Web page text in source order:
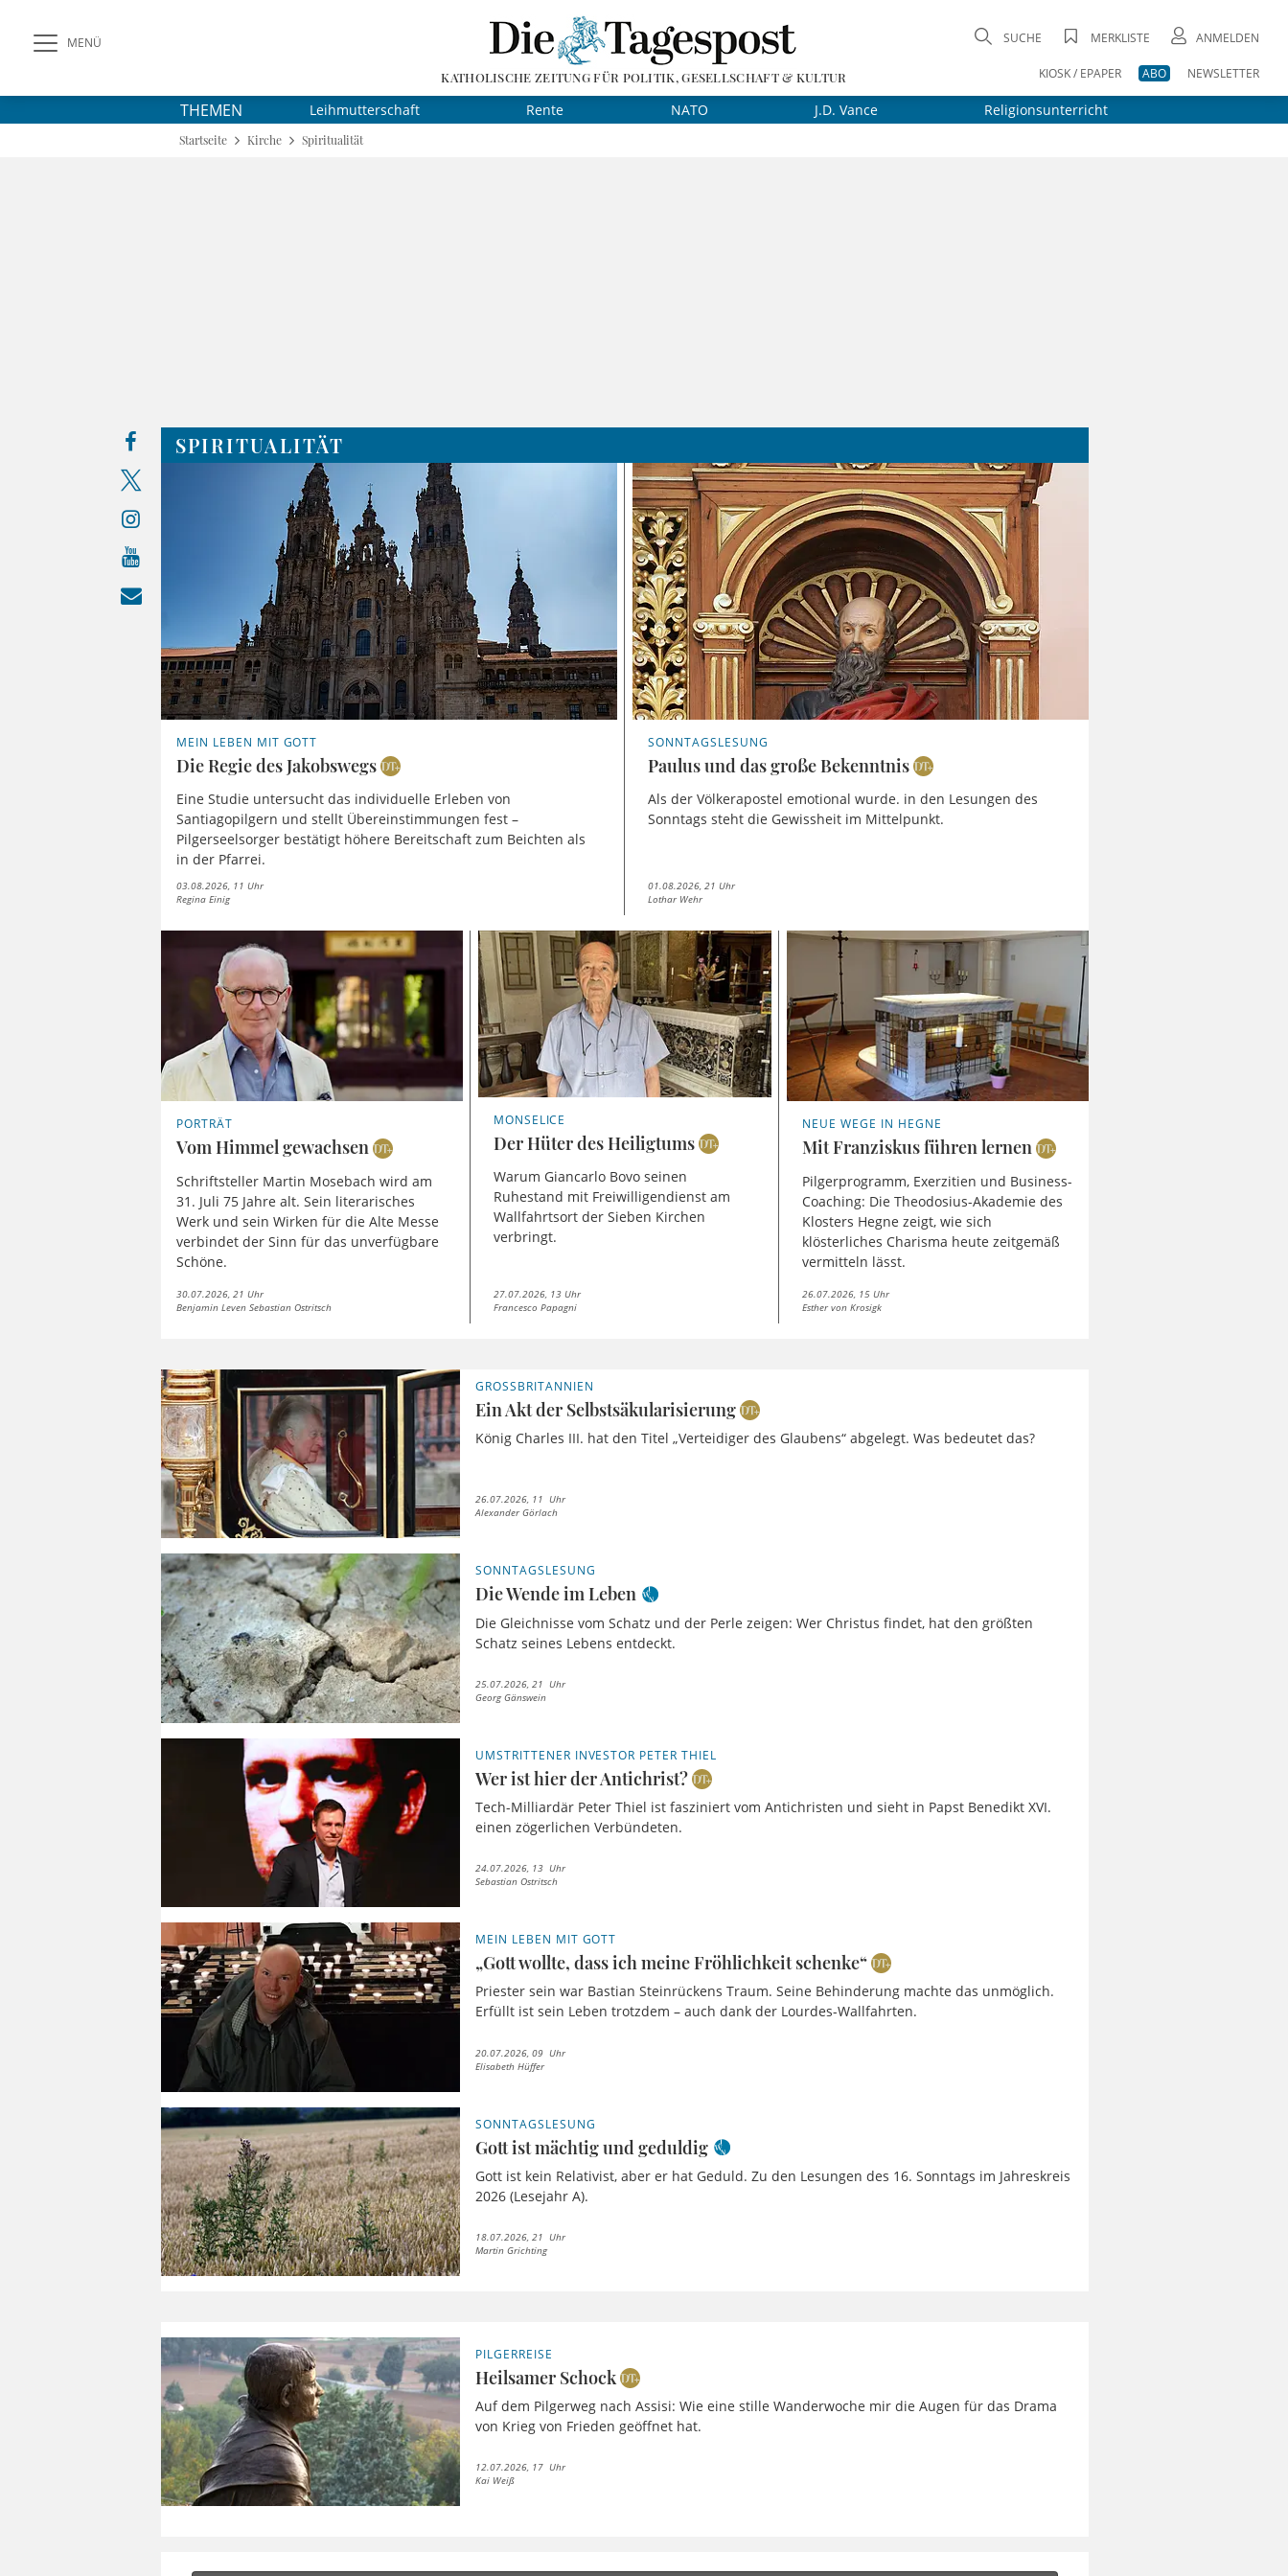
MENÜ
KATHOLISCHE ZEITUNG FÜR POLITIK, GESELLSCHAFT & KULTUR
SUCHE MERKLISTE ANMELDEN
KIOSK / EPAPER ABO NEWSLETTER
THEMEN Leihmutterschaft Rente NATO J.D. Vance Religionsunterricht
Startseite Kirche Spiritualität
SPIRITUALITÄT
MEIN LEBEN MIT GOTT
Die Regie des Jakobswegs
Eine Studie untersucht das individuelle Erleben von
Santiagopilgern und stellt Übereinstimmungen fest –
Pilgerseelsorger bestätigt höhere Bereitschaft zum Beichten als
in der Pfarrei.
03.08.2026, 11 Uhr
Regina Einig
SONNTAGSLESUNG
Paulus und das große Bekenntnis
Als der Völkerapostel emotional wurde. in den Lesungen des
Sonntags steht die Gewissheit im Mittelpunkt.
01.08.2026, 21 Uhr
Lothar Wehr
PORTRÄT
Vom Himmel gewachsen
Schriftsteller Martin Mosebach wird am
31. Juli 75 Jahre alt. Sein literarisches
Werk und sein Wirken für die Alte Messe
verbindet der Sinn für das unverfügbare
Schöne.
30.07.2026, 21 Uhr
Benjamin Leven Sebastian Ostritsch
MONSELICE
Der Hüter des Heiligtums
Warum Giancarlo Bovo seinen
Ruhestand mit Freiwilligendienst am
Wallfahrtsort der Sieben Kirchen
verbringt.
27.07.2026, 13 Uhr
Francesco Papagni
NEUE WEGE IN HEGNE
Mit Franziskus führen lernen
Pilgerprogramm, Exerzitien und Business-
Coaching: Die Theodosius-Akademie des
Klosters Hegne zeigt, wie sich
klösterliches Charisma heute zeitgemäß
vermitteln lässt.
26.07.2026, 15 Uhr
Esther von Krosigk
GROSSBRITANNIEN
Ein Akt der Selbstsäkularisierung
König Charles III. hat den Titel „Verteidiger des Glaubens“ abgelegt. Was bedeutet das?
26.07.2026, 11 Uhr
Alexander Görlach
SONNTAGSLESUNG
Die Wende im Leben
Die Gleichnisse vom Schatz und der Perle zeigen: Wer Christus findet, hat den größten
Schatz seines Lebens entdeckt.
25.07.2026, 21 Uhr
Georg Gänswein
UMSTRITTENER INVESTOR PETER THIEL
Wer ist hier der Antichrist?
Tech-Milliardär Peter Thiel ist fasziniert vom Antichristen und sieht in Papst Benedikt XVI.
einen zögerlichen Verbündeten.
24.07.2026, 13 Uhr
Sebastian Ostritsch
MEIN LEBEN MIT GOTT
„Gott wollte, dass ich meine Fröhlichkeit schenke“
Priester sein war Bastian Steinrückens Traum. Seine Behinderung machte das unmöglich.
Erfüllt ist sein Leben trotzdem – auch dank der Lourdes-Wallfahrten.
20.07.2026, 09 Uhr
Elisabeth Hüffer
SONNTAGSLESUNG
Gott ist mächtig und geduldig
Gott ist kein Relativist, aber er hat Geduld. Zu den Lesungen des 16. Sonntags im Jahreskreis
2026 (Lesejahr A).
18.07.2026, 21 Uhr
Martin Grichting
PILGERREISE
Heilsamer Schock
Auf dem Pilgerweg nach Assisi: Wie eine stille Wanderwoche mir die Augen für das Drama
von Krieg von Frieden geöffnet hat.
12.07.2026, 17 Uhr
Kai Weiß